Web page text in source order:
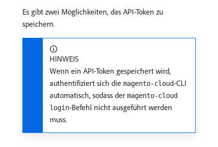
Es gibt zwei Möglichkeiten, das API-Token zu
speichern.
HINWEIS
Wenn ein API-Token gespeichert wird,
authentifiziert sich die magento-cloud-CLI
automatisch, sodass der magento-cloud
login-Befehl nicht ausgeführt werden
muss.